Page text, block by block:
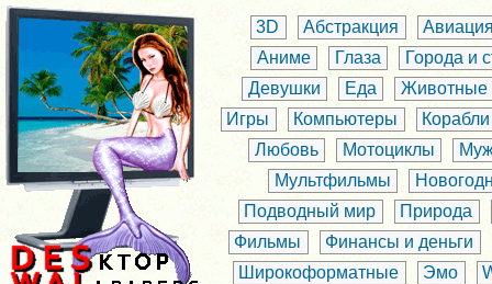
3D Абстракция
Аниме
Глаза
Города и
Девушки
Еда
Животные
Игры
Компьютеры
Корабли
Любовь
Мотоциклы
Мультфильмы
Подводный мир
Природа
Фильмы
Финансы и деньги
Широкоформатные
Эмо